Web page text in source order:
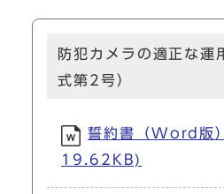
防犯カメラの適正な運
式第2号）
誓約書（Word版
19.62KB)